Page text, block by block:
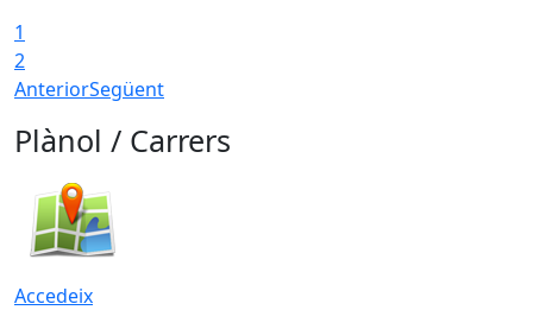
1
2
AnteriorSegüent
Plànol / Carrers
Accedeix